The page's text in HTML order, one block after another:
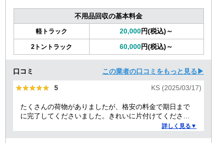
不用品回収の基本料金
軽トラック 20,000円(税込)～
2トントラック 60,000円(税込)～
口コミ この業者の口コミをもっと見る▶
★★★★★
★★★★★ 5 KS (2025/03/17)
たくさんの荷物がありましたが、格安の料金で期日まで
に完了してくださいました。きれいに片付けてくださり
ありがとうございました。作業の進捗も報告してくださ
詳しく見る▼